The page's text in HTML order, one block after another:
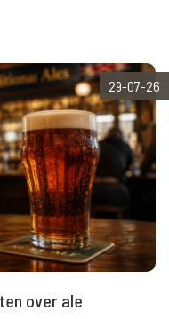
29-07-26
over ale